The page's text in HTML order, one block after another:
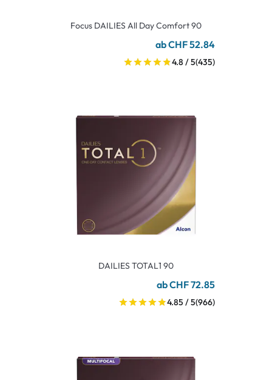
Focus DAILIES All Day Comfort 90
ab CHF 52.84
4.8 / 5(435)
DAILIES TOTAL1 90
ab CHF 72.85
4.85 / 5(966)